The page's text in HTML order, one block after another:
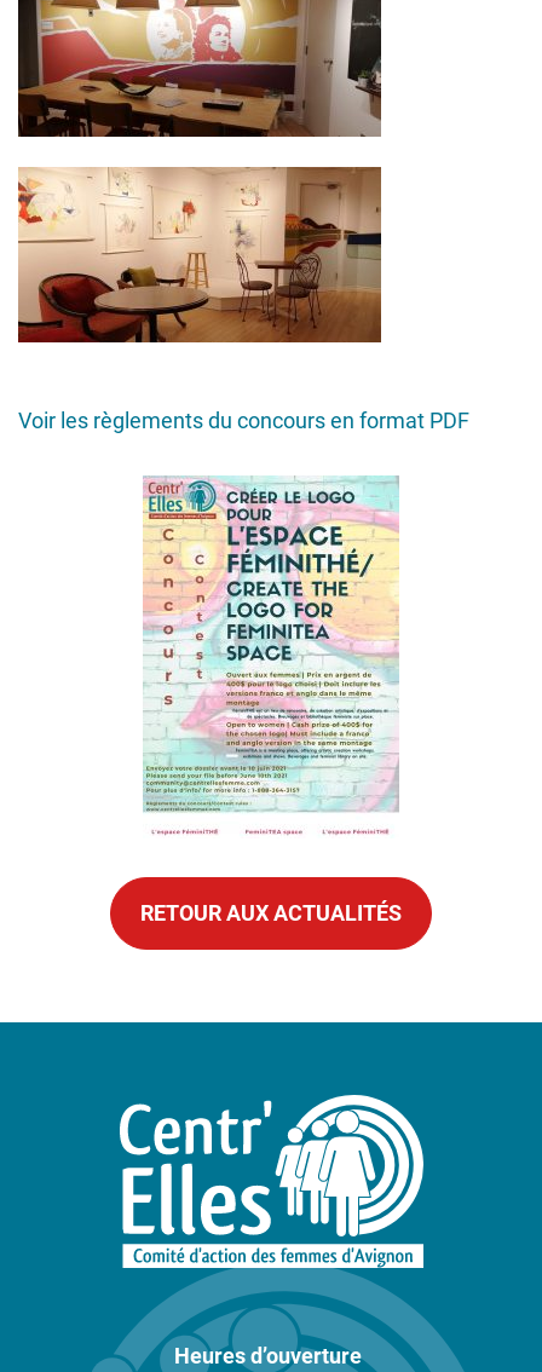
Voir les règlements du concours en format PDF
RETOUR AUX ACTUALITÉS
Heures d’ouverture